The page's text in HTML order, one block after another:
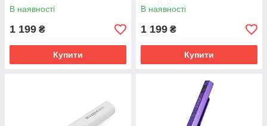
В наявності
1 199 ₴
Купити
В наявності
1 199 ₴
Купити